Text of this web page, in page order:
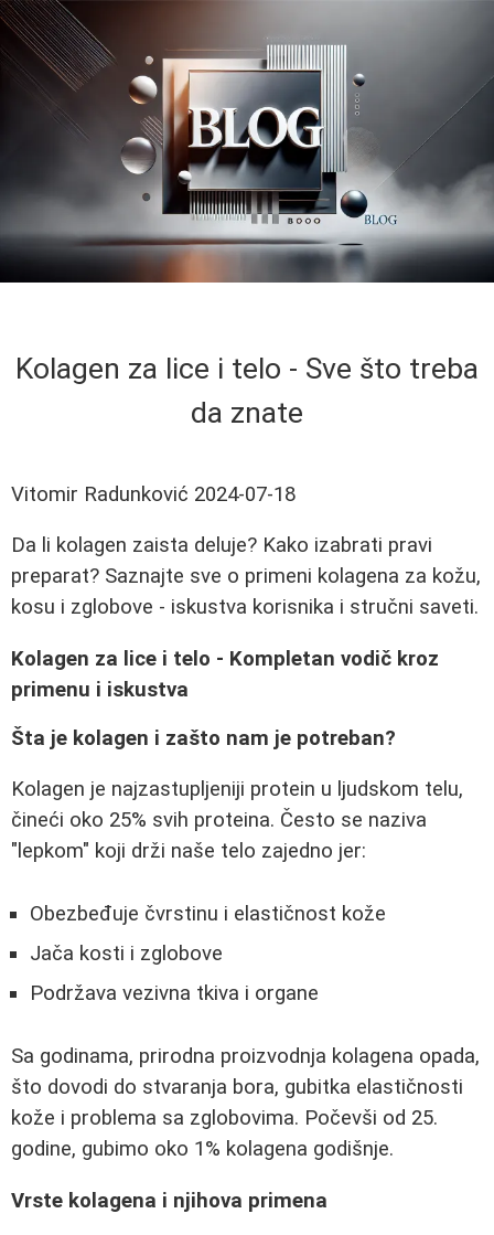
Kolagen za lice i telo - Sve što treba
da znate
Vitomir Radunković 2024-07-18
Da li kolagen zaista deluje? Kako izabrati pravi
preparat? Saznajte sve o primeni kolagena za kožu,
kosu i zglobove - iskustva korisnika i stručni saveti.
Kolagen za lice i telo - Kompletan vodič kroz
primenu i iskustva
Šta je kolagen i zašto nam je potreban?
Kolagen je najzastupljeniji protein u ljudskom telu,
čineći oko 25% svih proteina. Često se naziva
"lepkom" koji drži naše telo zajedno jer:
Obezbeđuje čvrstinu i elastičnost kože
Jača kosti i zglobove
Podržava vezivna tkiva i organe
Sa godinama, prirodna proizvodnja kolagena opada,
što dovodi do stvaranja bora, gubitka elastičnosti
kože i problema sa zglobovima. Počevši od 25.
godine, gubimo oko 1% kolagena godišnje.
Vrste kolagena i njihova primena